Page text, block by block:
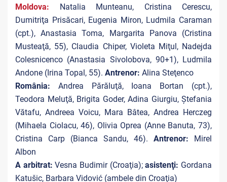
Moldova: Natalia Munteanu, Cristina Cerescu,
Dumitriţa Prisăcari, Eugenia Miron, Ludmila Caraman
(cpt.), Anastasia Toma, Margarita Panova (Cristina
Musteaţă, 55), Claudia Chiper, Violeta Miţul, Nadejda
Colesnicenco (Anastasia Sivolobova, 90+1), Ludmila
Andone (Irina Topal, 55). Antrenor: Alina Steţenco
România: Andrea Părăluţă, Ioana Bortan (cpt.),
Teodora Meluţă, Brigita Goder, Adina Giurgiu, Ştefania
Vătafu, Andreea Voicu, Mara Bâtea, Andrea Herczeg
(Mihaela Ciolacu, 46), Olivia Oprea (Anne Banuta, 73),
Cristina Carp (Bianca Sandu, 46). Antrenor:
Mirel
Albon
A arbitrat:Vesna Budimir (Croaţia);asistenţi: Gordana
Katušic, Barbara Vidović (ambele din Croaţia)